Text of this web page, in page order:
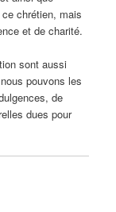
chrétien, mais
et de charité.
sont aussi
pouvons les
de
dues pour